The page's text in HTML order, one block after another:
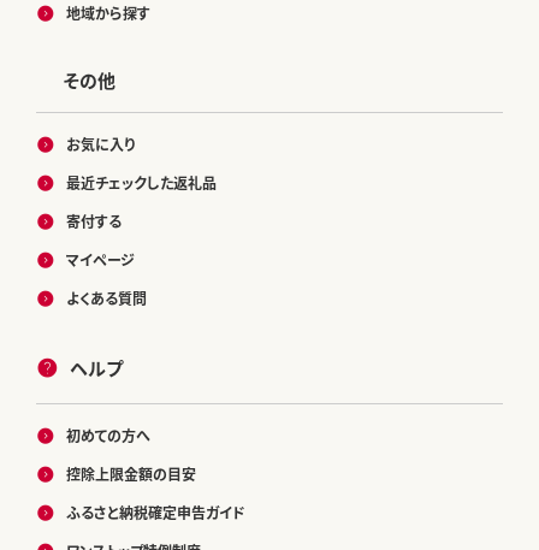
地域から探す
その他
お気に入り
最近チェックした返礼品
寄付する
マイページ
よくある質問
ヘルプ
初めての方へ
控除上限金額の目安
ふるさと納税確定申告ガイド